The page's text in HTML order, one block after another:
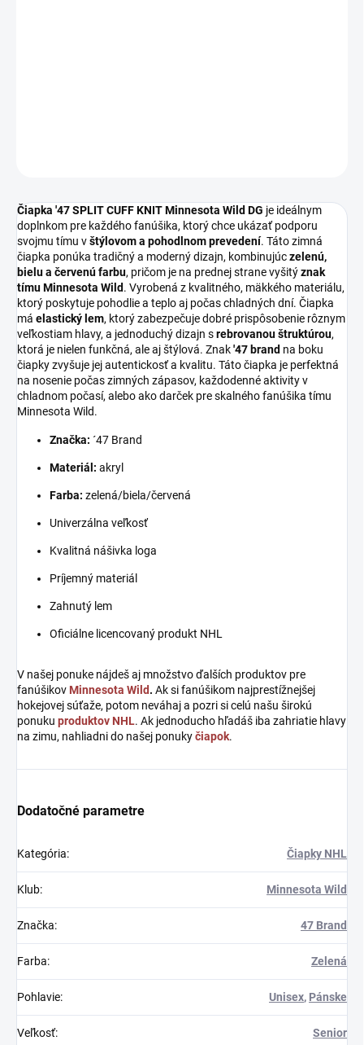
Čiapka '47 SPLIT CUFF KNIT Minnesota Wild DG je ideálnym
doplnkom pre každého fanúšika, ktorý chce ukázať podporu
svojmu tímu vštýlovom a pohodlnom prevedení. Táto zimná
čiapka ponúka tradičný a moderný dizajn, kombinujúczelenú,
bielu a červenú farbu, pričom je na prednej strane vyšitýznak
tímu Minnesota Wild. Vyrobená z kvalitného, mäkkého materiálu,
ktorý poskytuje pohodlie a teplo aj počas chladných dní. Čiapka
má elastický lem, ktorý zabezpečuje dobré prispôsobenie rôznym
veľkostiam hlavy, a jednoduchý dizajn srebrovanou štruktúrou,
ktorá je nielen funkčná, ale aj štýlová. Znak'47 brand na boku
čiapky zvyšuje jej autentickosť a kvalitu. Táto čiapka je perfektná
na nosenie počas zimných zápasov, každodenné aktivity v
chladnom počasí, alebo ako darček pre skalného fanúšika tímu
Minnesota Wild.
Značka: ´47 Brand
Materiál: akryl
Farba: zelená/biela/červená
Univerzálna veľkosť
Kvalitná nášivka loga
Príjemný materiál
Zahnutý lem
Oficiálne licencovaný produkt NHL
V našej ponuke nájdeš aj množstvo ďalších produktov pre
fanúšikov Minnesota Wild. Ak si fanúšikom najprestížnejšej
hokejovej súťaže, potom neváhaj a pozri si celú našu širokú
ponuku produktov NHL. Ak jednoducho hľadáš iba zahriatie hlavy
na zimu, nahliadni do našej ponukyčiapok.
Dodatočné parametre
Kategória: Čiapky NHL
Klub: Minnesota Wild
Značka: 47 Brand
Farba: Zelená
Pohlavie: Unisex, Pánske
Veľkosť: Senior